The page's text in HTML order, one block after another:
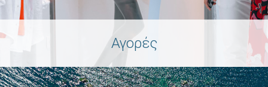
Αγορές